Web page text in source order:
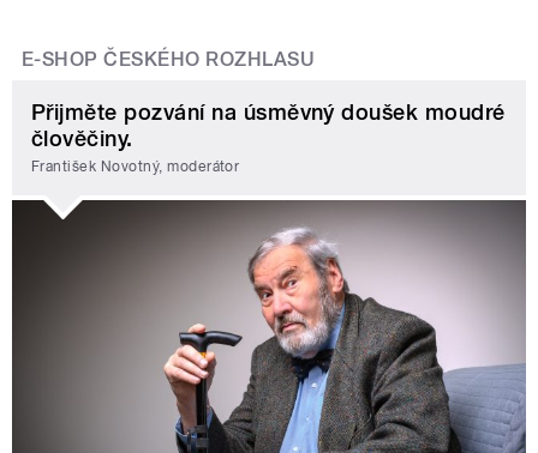
E-SHOP ČESKÉHO ROZHLASU
Přijměte pozvání na úsměvný doušek moudré
člověčiny.
František Novotný, moderátor